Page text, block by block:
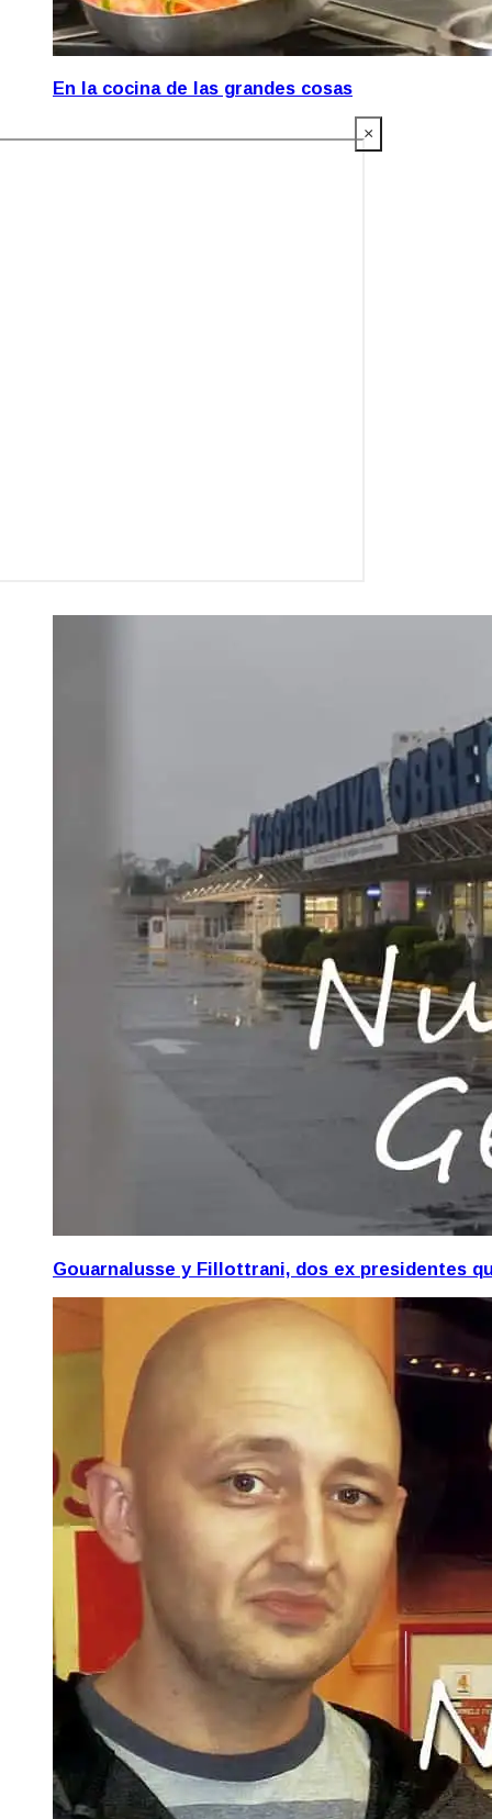
En la cocina de las grandes cosas
×
Gouarnalusse y Fillottrani, dos ex presidentes